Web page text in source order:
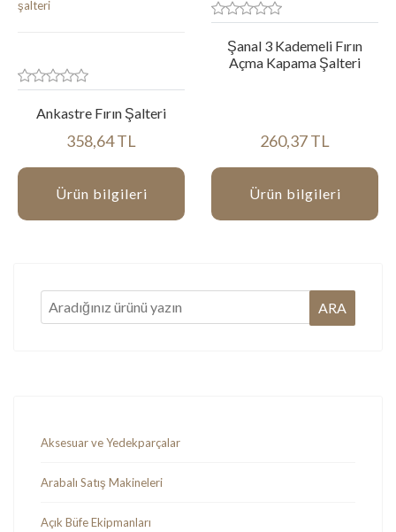
Ankastre Fırın Şalteri
358,64 TL
Ürün bilgileri
Şanal 3 Kademeli Fırın
Açma Kapama Şalteri
260,37 TL
Ürün bilgileri
Aksesuar ve Yedekparçalar
Arabalı Satış Makineleri
Açık Büfe Ekipmanları